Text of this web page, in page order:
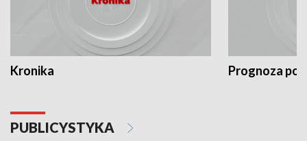
Kronika Prognoza
PUBLICYSTYKA